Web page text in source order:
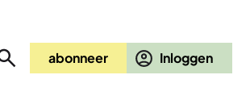
abonneer